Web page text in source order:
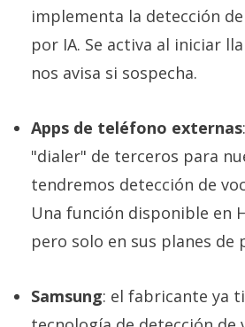
implementa la detección
por IA. Se activa al iniciar
nos avisa si sospecha.
Apps de teléfono externas
"dialer" de terceros para
tendremos detección de
Una función disponible en
pero solo en sus planes de
Samsung: el fabricante ya